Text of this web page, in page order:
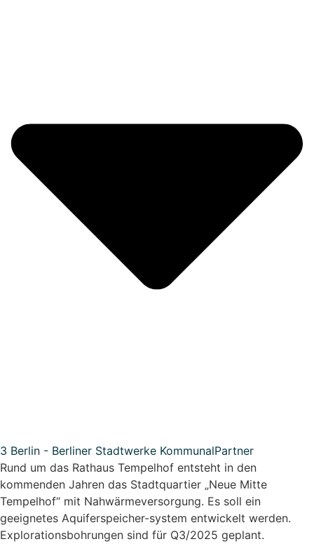
3 Berlin - Berliner Stadtwerke KommunalPartner
Rund um das Rathaus Tempelhof entsteht in den
kommenden Jahren das Stadtquartier „Neue Mitte
Tempelhof“ mit Nahwärmeversorgung. Es soll ein
geeignetes Aquiferspeicher-system entwickelt werden.
Explorationsbohrungen sind für Q3/2025 geplant.